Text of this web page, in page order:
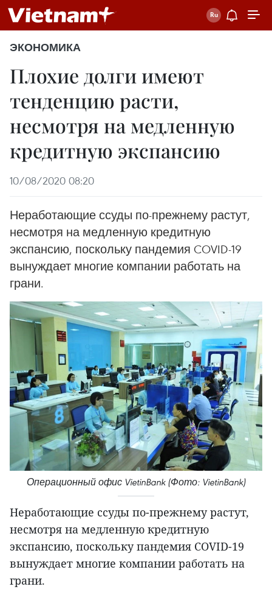
ЭКОНОМИКА
Плохие долги имеют
тенденцию расти,
несмотря на медленную
кредитную экспансию
10/08/2020 08:20
Неработающие ссуды по-прежнему растут,
несмотря на медленную кредитную
экспансию, поскольку пандемия COVID-19
вынуждает многие компании работать на
грани.
Операционный офис VietinBank (Фото: VietinBank)
Неработающие ссуды по-прежнему растут,
несмотря на медленную кредитную
экспансию, поскольку пандемия COVID-19
вынуждает многие компании работать на
грани.